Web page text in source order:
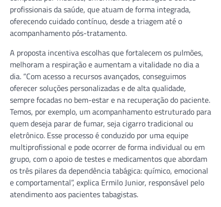
profissionais da saúde, que atuam de forma integrada,
oferecendo cuidado contínuo, desde a triagem até o
acompanhamento pós-tratamento.
A proposta incentiva escolhas que fortalecem os pulmões,
melhoram a respiração e aumentam a vitalidade no dia a
dia. “Com acesso a recursos avançados, conseguimos
oferecer soluções personalizadas e de alta qualidade,
sempre focadas no bem-estar e na recuperação do paciente.
Temos, por exemplo, um acompanhamento estruturado para
quem deseja parar de fumar, seja cigarro tradicional ou
eletrônico. Esse processo é conduzido por uma equipe
multiprofissional e pode ocorrer de forma individual ou em
grupo, com o apoio de testes e medicamentos que abordam
os três pilares da dependência tabágica: químico, emocional
e comportamental”, explica Ermilo Junior, responsável pelo
atendimento aos pacientes tabagistas.